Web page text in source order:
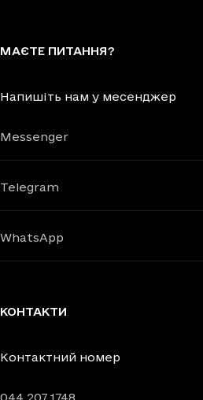
МАЄТЕ ПИТАННЯ?
Напишіть нам у месенджер
Messenger
Telegram
WhatsApp
КОНТАКТИ
Контактний номер
044 207 1748